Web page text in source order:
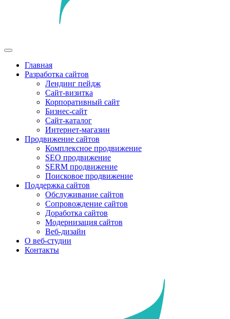
Главная
Разработка сайтов
Лендинг пейдж
Сайт-визитка
Корпоративный сайт
Бизнес-сайт
Сайт-каталог
Интернет-магазин
Продвижение сайтов
Комплексное продвижение
SEO продвижение
SERM продвижение
Поисковое продвижение
Поддержка сайтов
Обслуживание сайтов
Сопровождение сайтов
Доработка сайтов
Модернизация сайтов
Веб-дизайн
О веб-студии
Контакты